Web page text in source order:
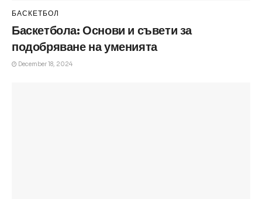
БАСКЕТБОЛ
Баскетбола: Основи и съвети за
подобряване на уменията
December 18, 2024